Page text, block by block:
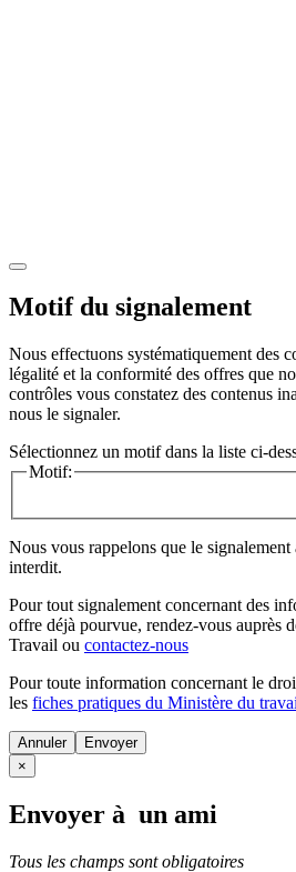
Motif du signalement
Nous effectuons systématiquement des
légalité et la conformité des offres que
contrôles vous constatez des contenus
nous le signaler.
Sélectionnez un motif dans la liste ci-
Motif:
Nous vous rappelons que le signalement
interdit.
Pour tout signalement concernant des
offre déjà pourvue, rendez-vous auprès
Travail ou contactez-nous
Pour toute information concernant le
les fiches pratiques du Ministère du
Annuler
×
Envoyer à un ami
Tous les champs sont obligatoires